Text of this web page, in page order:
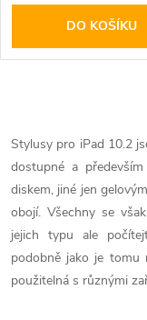
DO KOŠÍKU
v
l
á
d
a
Stylusy pro iPad 10.2
dostupné a
diskem, jiné jen
obojí. Všechny se
jejich typu ale
podobně jako je tomu
použitelná s různými